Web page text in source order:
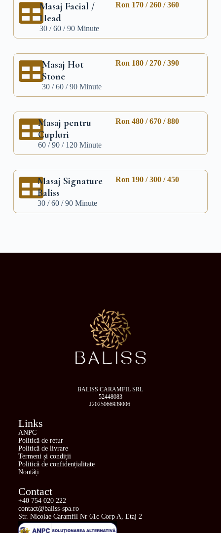
Masaj Facial /
Head
30 / 60 / 90 Minute
Ron 170 / 260 / 360
Masaj Hot
Stone
30 / 60 / 90 Minute
Ron 180 / 270 / 390
Masaj pentru
Cupluri
60 / 90 / 120 Minute
Ron 480 / 670 / 880
Masaj Signature
Baliss
30 / 60 / 90 Minute
Ron 190 / 300 / 450
BALISS CARAMFIL SRL
52448083
J2025066939006
Links
ANPC
Politică de retur
Politică de livrare
Termeni și condiții
Politică de confidențialitate
Noutăți
Contact
+40 754 020 222
contact@baliss-spa.ro
Str. Nicolae Caramfil Nr 61c Corp A, Etaj 2